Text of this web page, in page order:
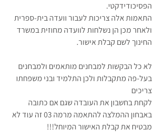
הפסיכודידקטי.
התאמות אלה צריכות לעבור וועדה בית-ספרית
ולאחר מכן הן נשלחות לוועדה מחוזית במשרד
החינוך לשם קבלת אישור.
לא כל הבקשות למבחנים מותאמים ולמבחנים
בעל-פה מתקבלות ולכן התלמיד ובני משפחתו
צריכים
לקחת בחשבון את העובדה שגם אם כתובה
באבחון ההמלצה להתאמה מרמה 03 זה עוד לא
מבטיח את קבלת האישור המיוחל!!!